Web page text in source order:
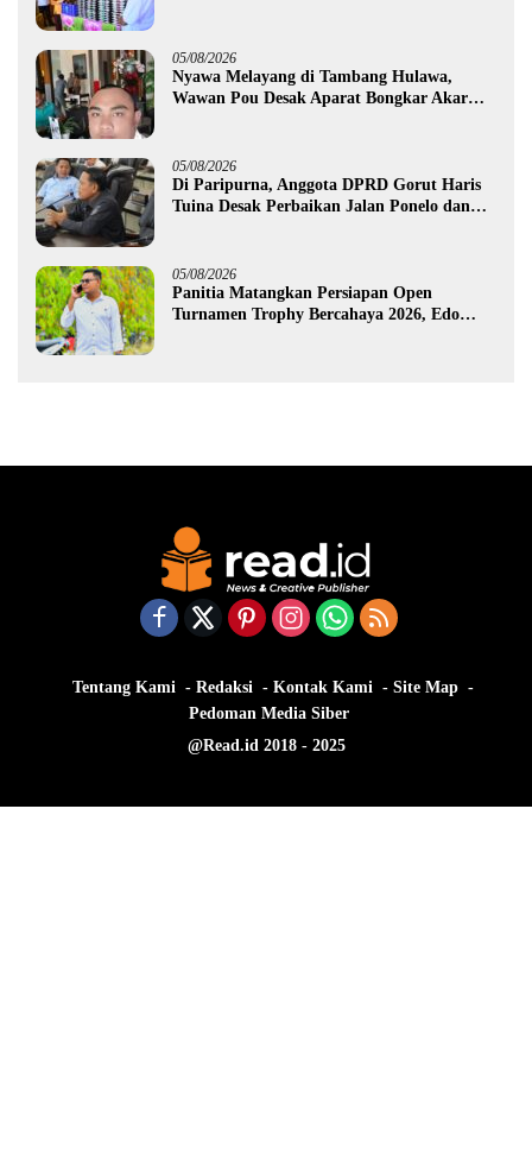
05/08/2026
Nyawa Melayang di Tambang Hulawa,
Wawan Pou Desak Aparat Bongkar Akar
05/08/2026
Di Paripurna, Anggota DPRD Gorut Haris
Tuina Desak Perbaikan Jalan Ponelo dan
05/08/2026
Panitia Matangkan Persiapan Open
Turnamen Trophy Bercahaya 2026, Edo
Tentang Kami Redaksi Kontak Kami
Site Map
Pedoman Media Siber
@Read.id 2018 - 2025